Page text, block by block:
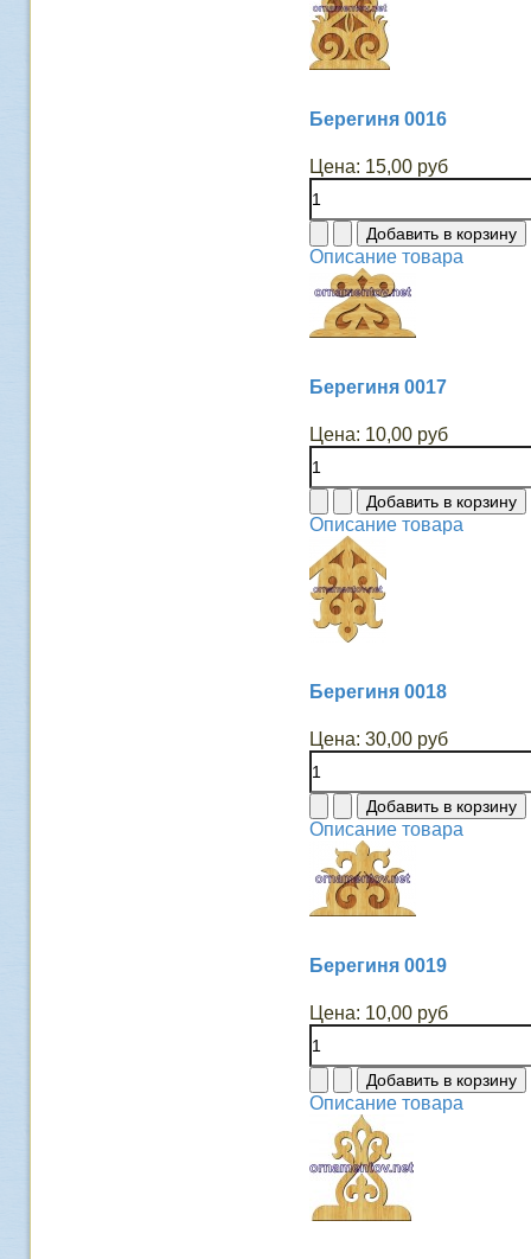
Берегиня 0016
Цена: 15,00 руб
Описание товара
Берегиня 0017
Цена: 10,00 руб
Описание товара
Берегиня 0018
Цена: 30,00 руб
Описание товара
Берегиня 0019
Цена: 10,00 руб
Описание товара